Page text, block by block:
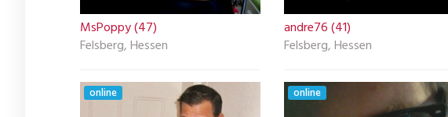
MsPoppy (47)
Felsberg, Hessen
andre76 (41)
Felsberg, Hessen
online online